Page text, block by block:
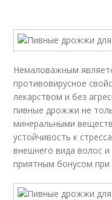
Немаловажным
противовирусное
лекарством и без
пивные дрожжи не
минеральными
устойчивость к
внешнего вида волос и
приятным бонусом